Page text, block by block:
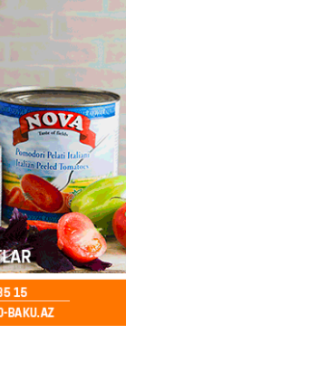
bu agentliyin
99
Əsgərov
biri olan
görüşdü
103